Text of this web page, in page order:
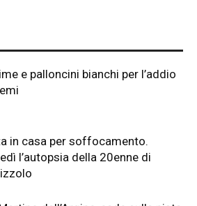
e palloncini bianchi per l’addio
in casa per soffocamento.
l’autopsia della 20enne di